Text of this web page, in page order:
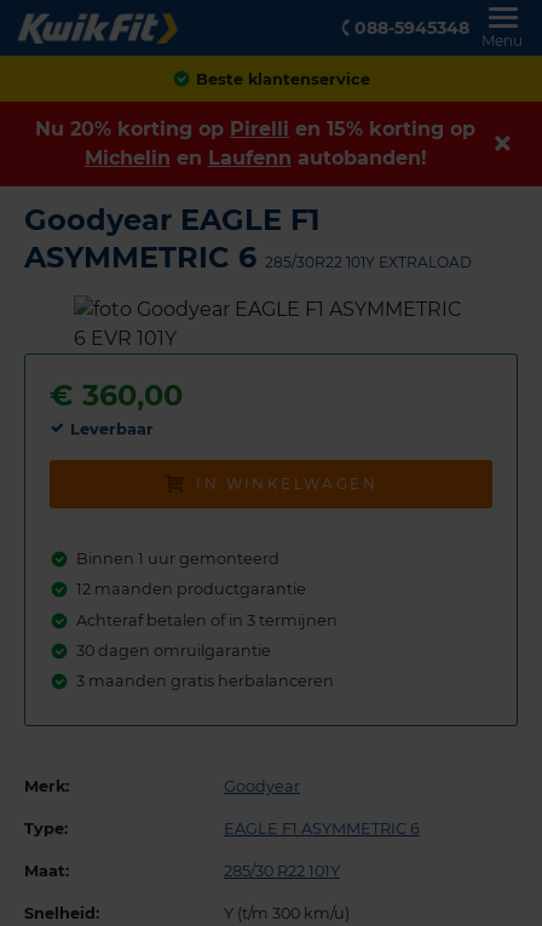
088-5945348
Menu
Achteraf betalen
Nu 20% korting op Pirelli en 15% korting op
Michelin en Laufenn autobanden!
Goodyear EAGLE F1
ASYMMETRIC 6 285/30R22 101Y EXTRALOAD
€ 360,00
Leverbaar
IN WINKELWAGEN
Binnen 1 uur gemonteerd
12 maanden productgarantie
Achteraf betalen of in 3 termijnen
30 dagen omruilgarantie
3 maanden gratis herbalanceren
Merk: Goodyear
Type: EAGLE F1 ASYMMETRIC 6
Maat: 285/30 R22 101Y
Snelheid: Y (t/m 300 km/u)